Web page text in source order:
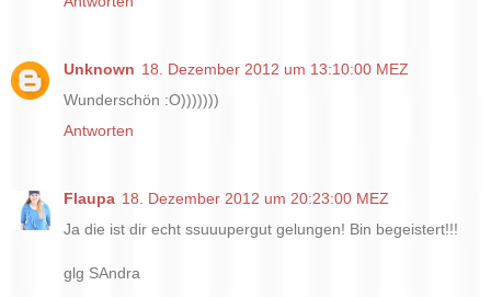
Unknown 18. Dezember 2012 um 13:10:00 MEZ
Wunderschön :O)))))))
Antworten
Flaupa 18. Dezember 2012 um 20:23:00 MEZ
Ja die ist dir echt ssuuupergut gelungen! Bin begeistert!!!
glg SAndra